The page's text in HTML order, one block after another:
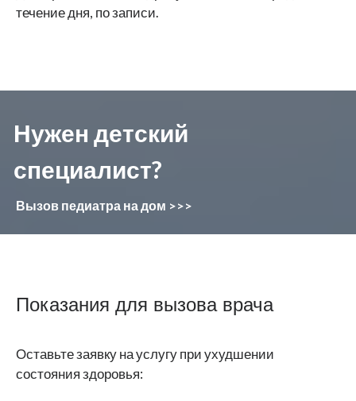
течение дня, по записи.
Нужен детский
специалист?
Вызов педиатра на дом >>>
Показания для вызова врача
Оставьте заявку на услугу при ухудшении
состояния здоровья: